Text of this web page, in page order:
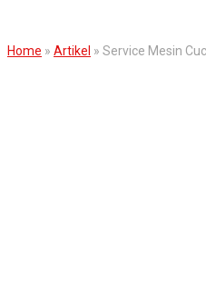
Home » Artikel » Service Mesin